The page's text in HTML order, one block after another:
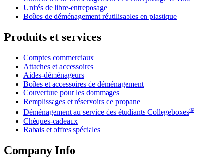
Unités de libre-entreposage
Boîtes de déménagement réutilisables en plastique
Produits et services
Comptes commerciaux
Attaches et accessoires
Aides-déménageurs
Boîtes et accessoires de déménagement
Couverture pour les dommages
Remplissages et réservoirs de propane
Déménagement au service des étudiants Collegeboxes®
Chèques-cadeaux
Rabais et offres spéciales
Company Info